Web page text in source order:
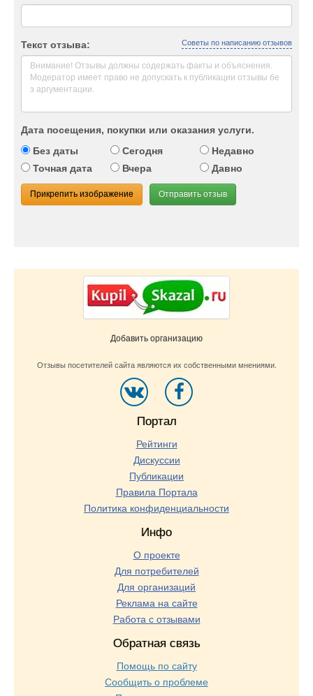
Текст отзыва: Советы по написанию отзывов
Дата посещения, покупки или оказания услуги.
Без даты
Сегодня
Недавно
Точная дата
Вчера Давно
Прикрепить изображение Отправить отзыв
Добавить организацию
Отзывы посетителей сайта являются их собственными мнениями.
Портал
Рейтинги
Дискуссии
Публикации
Правила Портала
Политика конфиденциальности
Инфо
О проекте
Для потребителей
Для организаций
Реклама на сайте
Работа с отзывами
Обратная связь
Помощь по сайту
Сообщить о проблеме